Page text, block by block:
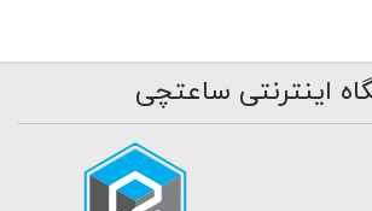
اینترنتی ساعتچی